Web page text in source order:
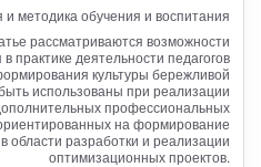
и методика обучения и воспитания
рассматриваются возможности
практике деятельности педагогов
культуры бережливой
использованы при реализации
профессиональных
на формирование
области разработки и реализации
оптимизационных проектов.